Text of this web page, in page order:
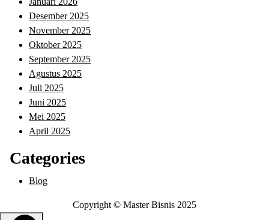
Desember 2025
November 2025
Oktober 2025
September 2025
Agustus 2025
Juli 2025
Juni 2025
Mei 2025
April 2025
Categories
Blog
Copyright © Master Bisnis 2025